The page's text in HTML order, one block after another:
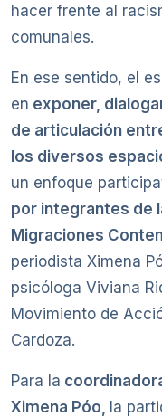
hacer frente al
comunales.
En ese sentido, el
en exponer,
de articulación
los diversos
un enfoque
por integrantes de
Migraciones
periodista Ximena
psicóloga Viviana
Movimiento de
Cardoza.
Para la
Ximena Póo, la